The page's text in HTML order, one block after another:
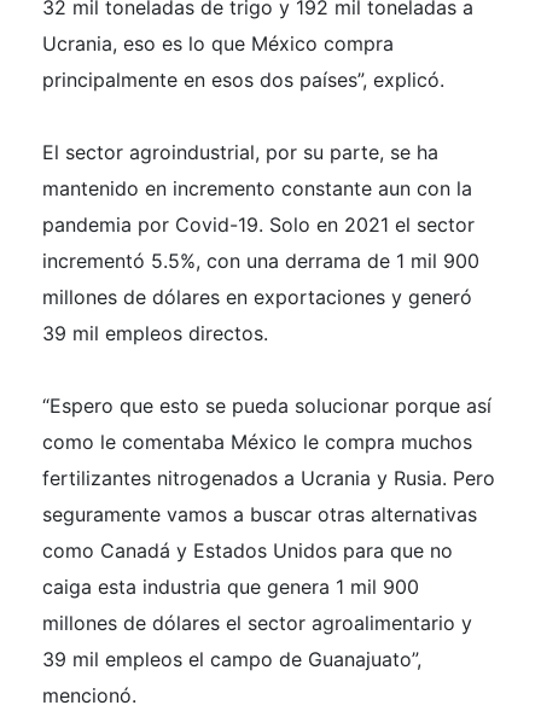
32 mil toneladas de trigo y 192 mil toneladas a
Ucrania, eso es lo que México compra
principalmente en esos dos países”, explicó.
El sector agroindustrial, por su parte, se ha
mantenido en incremento constante aun con la
pandemia por Covid-19. Solo en 2021 el sector
incrementó 5.5%, con una derrama de 1 mil 900
millones de dólares en exportaciones y generó
39 mil empleos directos.
“Espero que esto se pueda solucionar porque así
como le comentaba México le compra muchos
fertilizantes nitrogenados a Ucrania y Rusia. Pero
seguramente vamos a buscar otras alternativas
como Canadá y Estados Unidos para que no
caiga esta industria que genera 1 mil 900
millones de dólares el sector agroalimentario y
39 mil empleos el campo de Guanajuato”,
mencionó.